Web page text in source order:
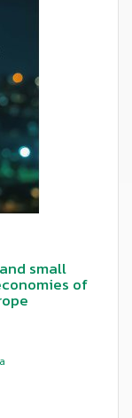
small
of